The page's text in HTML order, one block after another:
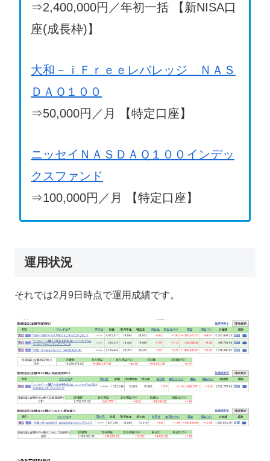
⇒2,400,000円／年初一括 【新NISA口
座(成長枠)】
大和－ｉＦｒｅｅレバレッジ ＮＡＳ
ＤＡＱ１００
⇒50,000円／月 【特定口座】
ニッセイＮＡＳＤＡＱ１００インデッ
クスファンド
⇒100,000円／月 【特定口座】
運用状況
それでは2月9日時点で運用成績です。